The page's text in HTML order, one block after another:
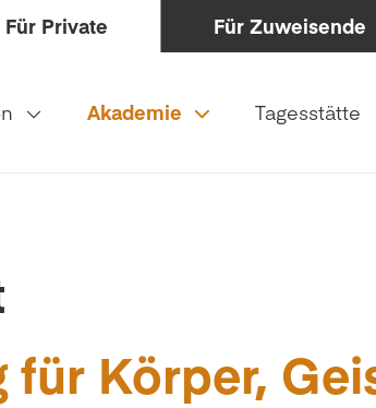
Für Private Für Zuweisende
Akademie Tagesstätte
Körper,